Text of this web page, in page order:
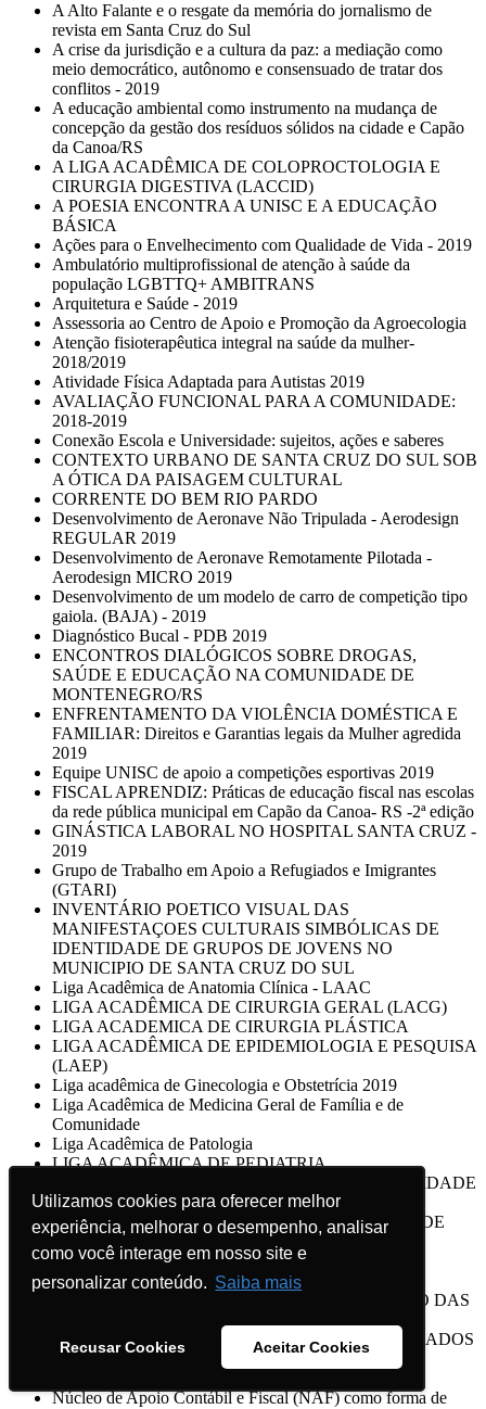
Utilizamos cookies para oferecer melhor
experiência, melhorar o desempenho, analisar
como você interage em nosso site e
personalizar conteúdo. Saiba mais
Recusar Cookies Aceitar Cookies
Utilizamos cookies para oferecer melhor
experiência, melhorar o desempenho, analisar
como você interage em nosso site e
personalizar conteúdo. Saiba mais
Recusar Cookies Aceitar Cookies
A Alto Falante e o resgate da memória do jornalismo de
revista em Santa Cruz do Sul
A crise da jurisdição e a cultura da paz: a mediação como
meio democrático, autônomo e consensuado de tratar dos
conflitos - 2019
A educação ambiental como instrumento na mudança de
concepção da gestão dos resíduos sólidos na cidade e Capão
da Canoa/RS
A LIGA ACADÊMICA DE COLOPROCTOLOGIA E
CIRURGIA DIGESTIVA (LACCID)
A POESIA ENCONTRA A UNISC E A EDUCAÇÃO
BÁSICA
Ações para o Envelhecimento com Qualidade de Vida - 2019
Ambulatório multiprofissional de atenção à saúde da
população LGBTTQ+ AMBITRANS
Arquitetura e Saúde - 2019
Assessoria ao Centro de Apoio e Promoção da Agroecologia
Atenção fisioterapêutica integral na saúde da mulher-
2018/2019
Atividade Física Adaptada para Autistas 2019
AVALIAÇÃO FUNCIONAL PARA A COMUNIDADE:
2018-2019
Conexão Escola e Universidade: sujeitos, ações e saberes
CONTEXTO URBANO DE SANTA CRUZ DO SUL SOB
A ÓTICA DA PAISAGEM CULTURAL
CORRENTE DO BEM RIO PARDO
Desenvolvimento de Aeronave Não Tripulada - Aerodesign
REGULAR 2019
Desenvolvimento de Aeronave Remotamente Pilotada -
Aerodesign MICRO 2019
Desenvolvimento de um modelo de carro de competição tipo
gaiola. (BAJA) - 2019
Diagnóstico Bucal - PDB 2019
ENCONTROS DIALÓGICOS SOBRE DROGAS,
SAÚDE E EDUCAÇÃO NA COMUNIDADE DE
MONTENEGRO/RS
ENFRENTAMENTO DA VIOLÊNCIA DOMÉSTICA E
FAMILIAR: Direitos e Garantias legais da Mulher agredida
2019
Equipe UNISC de apoio a competições esportivas 2019
FISCAL APRENDIZ: Práticas de educação fiscal nas escolas
da rede pública municipal em Capão da Canoa- RS -2ª edição
GINÁSTICA LABORAL NO HOSPITAL SANTA CRUZ -
2019
Grupo de Trabalho em Apoio a Refugiados e Imigrantes
(GTARI)
INVENTÁRIO POETICO VISUAL DAS
MANIFESTAÇOES CULTURAIS SIMBÓLICAS DE
IDENTIDADE DE GRUPOS DE JOVENS NO
MUNICIPIO DE SANTA CRUZ DO SUL
Liga Acadêmica de Anatomia Clínica - LAAC
LIGA ACADÊMICA DE CIRURGIA GERAL (LACG)
LIGA ACADEMICA DE CIRURGIA PLÁSTICA
LIGA ACADÊMICA DE EPIDEMIOLOGIA E PESQUISA
(LAEP)
Liga acadêmica de Ginecologia e Obstetrícia 2019
Liga Acadêmica de Medicina Geral de Família e de
Comunidade
Liga Acadêmica de Patologia
LIGA ACADÊMICA DE PEDIATRIA
LIGA ACADÊMICA DO CÂNCER DA UNIVERSIDADE
DE SANTA CRUZ DO SUL
LIGA ACADÊMICA DO RIM - UNIVERSIDADE DE
SANTA CRUZ DO SUL - UNISC 2019
LIGA ACADÊMICA DO TRAUMA
LIGA DE MEDICINA DE EMERGÊNCIA/2019
Liga de Otorrinolaringologia UNISC 2019 - ESTUDO DAS
ORIENTAÇÕES AOS PACIENTES DIAGNOSTICADOS
COM A DOENÇA
Núcleo de Apoio Contábil e Fiscal (NAF) como forma de